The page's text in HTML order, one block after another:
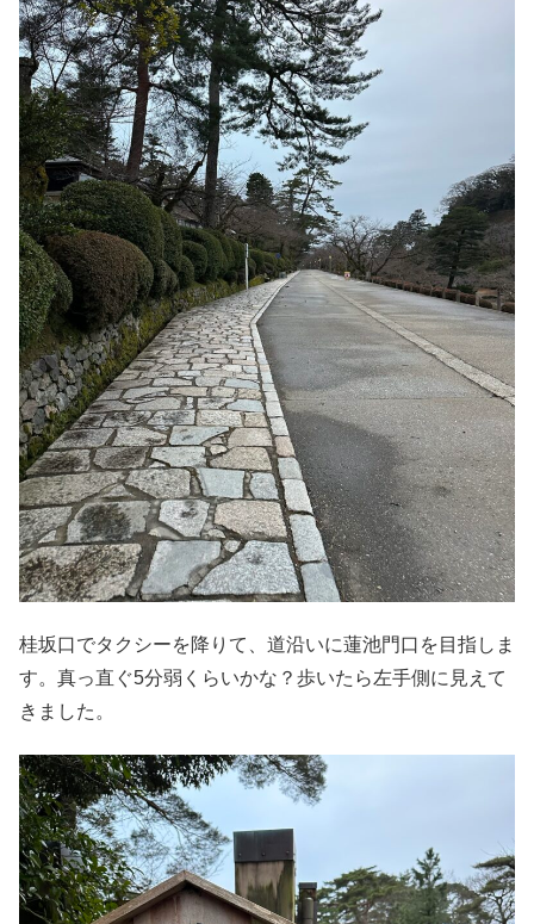
桂坂口でタクシーを降りて、道沿いに蓮池門口を目指しま
す。真っ直ぐ5分弱くらいかな？歩いたら左手側に見えて
きました。